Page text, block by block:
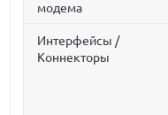
модема
Интерфейсы /
Коннекторы